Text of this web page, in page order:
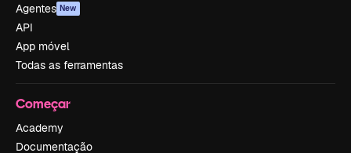
Agentes New
API
App móvel
Todas as ferramentas
Começar
Academy
Documentação